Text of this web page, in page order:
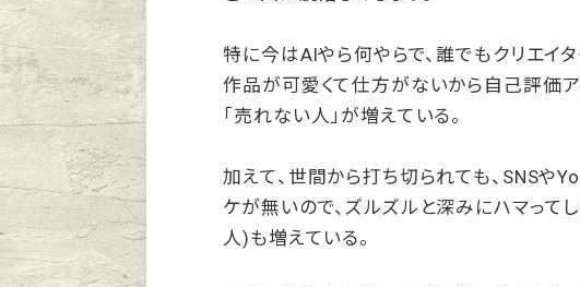
特に今はAIやら何やらで、誰でもクリエイ
作品が可愛くて仕方がないから自己評価
「売れない人」が増えている。
加えて、世間から打ち切られても、SNSや
ケが無いので、ズルズルと深みにハマって
人)も増えている。